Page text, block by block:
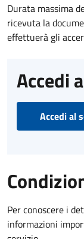
Durata massima
ricevuta la
effettuerà gli
Accedi
Accedi al
Per conoscere i
informazioni